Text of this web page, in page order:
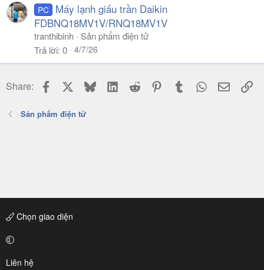
PC
Máy lạnh giấu trần Daikin
FDBNQ18MV1V/RNQ18MV1V
tranthibinh
Sản phẩm điện tử
Trả lời 0 4/7/26
Share: Facebook BlueskyLinkedIn
Reddit PinterestTumblr WhatsApp
Email
Sản phẩm điện tử
Chọn giao diện
Liên hệ